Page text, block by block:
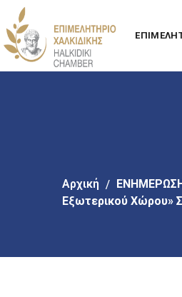
Πήγαινε
στο
κύριο
περιεχόμενο
Αρχική
Εξωτερικού Χώρου»